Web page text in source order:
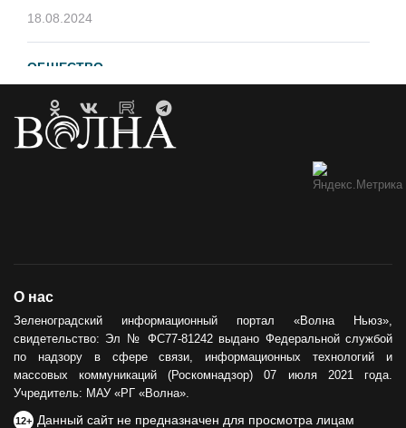
18.08.2024
ОБЩЕСТВО
21.04.2023
Сила тыла
30.05.2024
О нас
Зеленоградский информационный портал «Волна Ньюз»,
свидетельство: Эл № ФС77-81242 выдано Федеральной службой
по надзору в сфере связи, информационных технологий и
массовых коммуникаций (Роскомнадзор) 07 июля 2021 года.
Учредитель: МАУ «РГ «Волна».
12+ Данный сайт не предназначен для просмотра лицам